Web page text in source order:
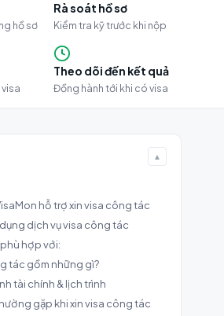
hồ sơ
Rà soát hồ sơ
Kiểm tra kỹ trước khi nộp
Theo dõi đến kết quả
Đồng hành tới khi có visa
▲
hỗ trợ xin visa công tác
dịch vụ visa công tác
hợp với:
tác gồm những gì?
tài chính & lịch trình
gặp khi xin visa công tác